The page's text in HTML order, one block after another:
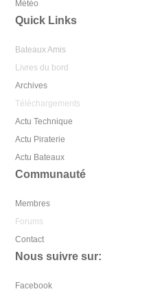
Météo
Quick Links
Bateaux Amis
Livres du bord
Archives
Téléchargements
Actu Technique
Actu Piraterie
Actu Bateaux
Communauté
Membres
Forums
Contact
Nous suivre sur:
Facebook